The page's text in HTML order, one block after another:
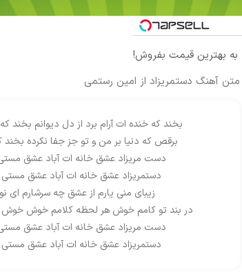
به بهترین قیمت بفروش!
متن آهنگ دستمریزاد از امین رستمی
بخند که خنده ات آرام برد از دل دیوانم
برقص که دنیا بر من و تو جز جفا نکرده
دست مریزاد عشق خانه ات آباد عشق
دستمریزاد عشق خانه ات آباد عشق
زیبای منی یارم از عشق چه سرشارم ای
در بند تو کامم خوش هر لحظه کلامم خوش
دست مریزاد عشق خانه ات آباد عشق
دستمریزاد عشق خانه ات آباد عشق